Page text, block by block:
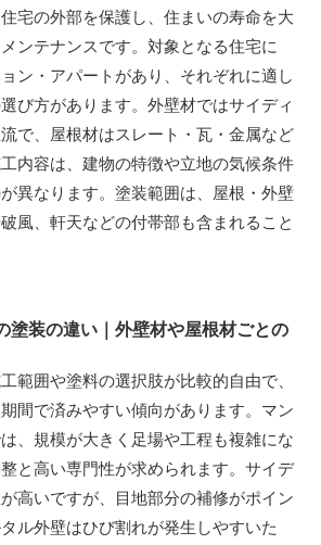
宅の外部を保護し、住まいの寿命を大
ンテナンスです。対象となる住宅に
ン・アパートがあり、それぞれに適し
び方があります。外壁材ではサイディ
で、屋根材はスレート・瓦・金属など
内容は、建物の特徴や立地の気候条件
異なります。塗装範囲は、屋根・外壁
風、軒天などの付帯部も含まれること
塗装の違い｜外壁材や屋根材ごとの
範囲や塗料の選択肢が比較的自由で、
間で済みやすい傾向があります。マン
、規模が大きく足場や工程も複雑にな
と高い専門性が求められます。サイデ
高いですが、目地部分の補修がポイン
ル外壁はひび割れが発生しやすいた